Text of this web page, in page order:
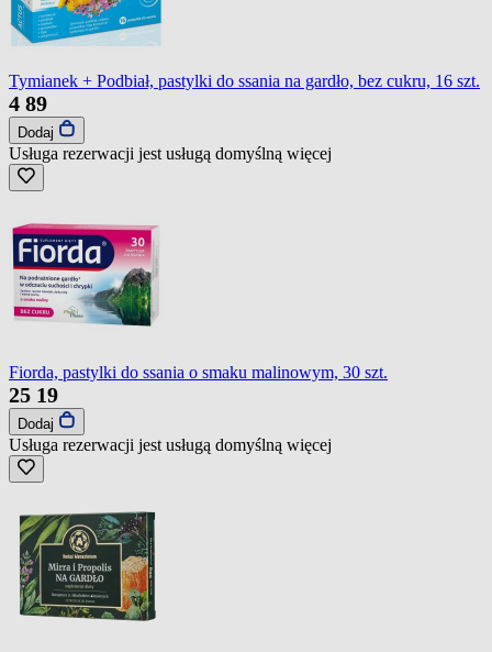
Tymianek + Podbiał, pastylki do ssania na gardło, bez cukru, 16 szt.
4 89
Dodaj
Usługa rezerwacji jest usługą domyślną więcej
Fiorda, pastylki do ssania o smaku malinowym, 30 szt.
25 19
Dodaj
Usługa rezerwacji jest usługą domyślną więcej